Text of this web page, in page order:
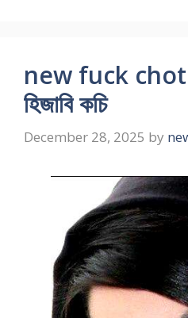
new fuck choti
হিজাবি কচি
December 28, 2025 by